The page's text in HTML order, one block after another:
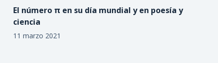
El número π en su día mundial y en poesía y
ciencia
11 marzo 2021